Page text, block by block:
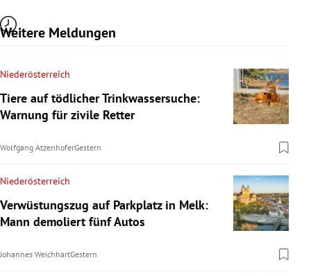
Weitere Meldungen
Niederösterreich
Tiere auf tödlicher Trinkwassersuche:
Warnung für zivile Retter
Wolfgang AtzenhoferGestern
Niederösterreich
Verwüstungszug auf Parkplatz in Melk:
Mann demoliert fünf Autos
Johannes WeichhartGestern